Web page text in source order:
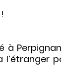
à